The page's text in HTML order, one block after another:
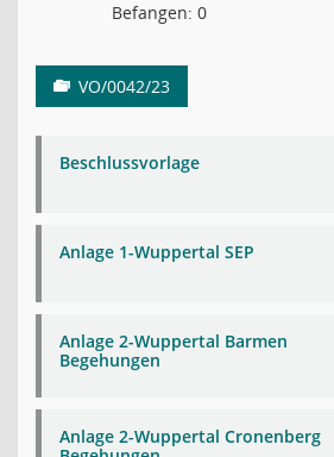
Befangen: 0
VO/0042/23
Beschlussvorlage
Anlage 1-Wuppertal SEP
Anlage 2-Wuppertal Barmen
Begehungen
Anlage 2-Wuppertal Cronenberg